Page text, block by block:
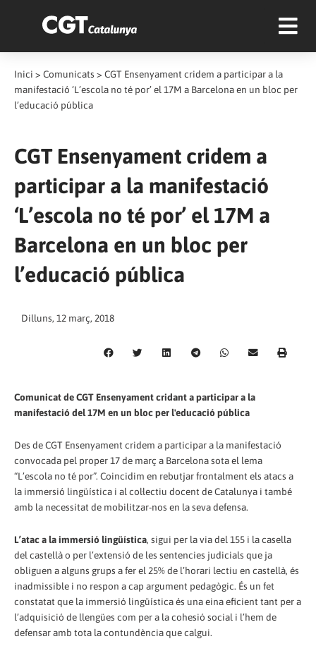
Inici > Comunicats > CGT Ensenyament cridem a participar a la
manifestació ‘L’escola no té por’ el 17M a Barcelona en un bloc per
l’educació pública
CGT Ensenyament cridem a
participar a la manifestació
‘L’escola no té por’ el 17M a
Barcelona en un bloc per
l’educació pública
Dilluns, 12 març, 2018
Comunicat de CGT Ensenyament cridant a participar a la
manifestació del 17M en un bloc per l'educació pública
Des de CGT Ensenyament cridem a participar a la manifestació
convocada pel proper 17 de març a Barcelona sota el lema
“L’escola no té por”. Coincidim en rebutjar frontalment els atacs a
la immersió lingüística i al col·lectiu docent de Catalunya i també
amb la necessitat de mobilitzar-nos en la seva defensa.
L’atac a la immersió lingüística, sigui per la via del 155 i la casella
del castellà o per l’extensió de les sentencies judicials que ja
obliguen a alguns grups a fer el 25% de l’horari lectiu en castellà, és
inadmissible i no respon a cap argument pedagògic. És un fet
constatat que la immersió lingüística és una eina eficient tant per a
l’adquisició de llengües com per a la cohesió social i l’hem de
defensar amb tota la contundència que calgui.